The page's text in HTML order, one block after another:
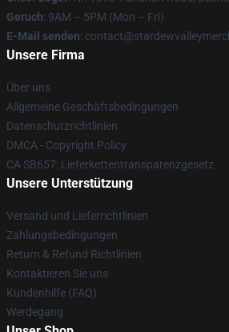
Geruch: 9AM – 5PM (Mon – Fri)
E-Mail senden:
Unsere Firma
Über uns
Allgemeine Geschäftsbedingungen
Datenschutzrichtlinien
DMCA - Copyright Policy
CA SB657: Lieferkettentransparenzgesetz
Unsere Unterstützung
Versand und Lieferrichtlinien
Zahlungsbedingungen
Return & Refund Richtlinien
Kontaktieren Sie uns
Kundenhilfe (FAQ)
Werdegang